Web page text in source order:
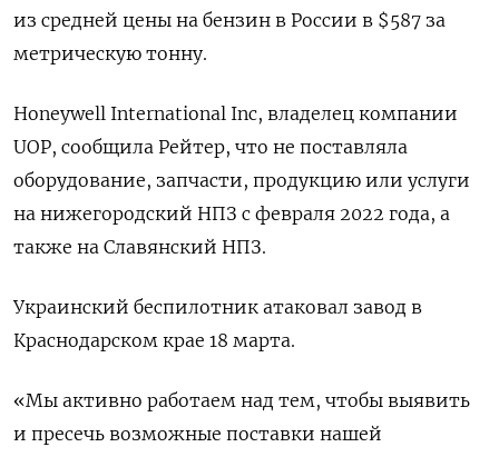
из средней цены на бензин в России в $587 за
метрическую тонну.
Honeywell International Inc, владелец компании
UOP, сообщила Рейтер, что не поставляла
оборудование, запчасти, продукцию или услуги
на нижегородский НПЗ с февраля 2022 года, а
также на Славянский НПЗ.
Украинский беспилотник атаковал завод в
Краснодарском крае 18 марта.
«Мы активно работаем над тем, чтобы выявить
и пресечь возможные поставки нашей